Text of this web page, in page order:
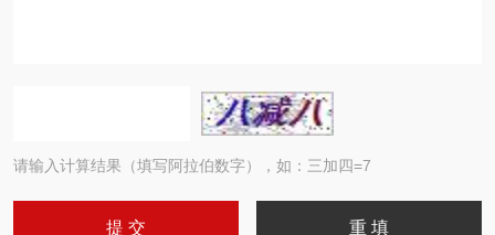
请输入计算结果（填写阿拉伯数字），如：三加四=7